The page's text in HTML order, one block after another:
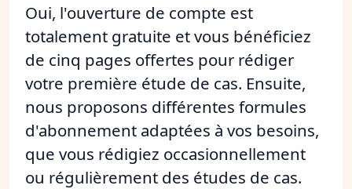
Oui, l'ouverture de compte est
totalement gratuite et vous bénéficiez
de cinq pages offertes pour rédiger
votre première étude de cas. Ensuite,
nous proposons différentes formules
d'abonnement adaptées à vos besoins,
que vous rédigiez occasionnellement
ou régulièrement des études de cas.